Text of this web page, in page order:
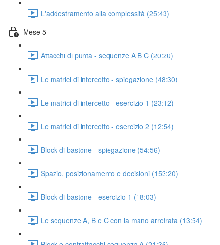
L'addestramento alla complessità (25:43)
Mese 5
Attacchi di punta - sequenze A B C (20:20)
Le matrici di intercetto - spiegazione (48:30)
Le matrici di intercetto - esercizio 1 (23:12)
Le matrici di intercetto - esercizio 2 (12:54)
Block di bastone - spiegazione (54:56)
Spazio, posizionamento e decisioni (153:20)
Block di bastone - esercizio 1 (18:03)
Le sequenze A, B e C con la mano arretrata (13:54)